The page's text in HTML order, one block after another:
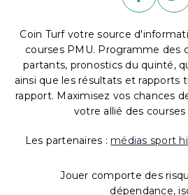
Coin Turf votre source
courses PMU. Programme des
partants, pronostics du quinté,
ainsi que les résultats et rapports
rapport. Maximisez vos chances
votre allié des courses
Les partenaires : médias sport
Jouer comporte des
dépendance,